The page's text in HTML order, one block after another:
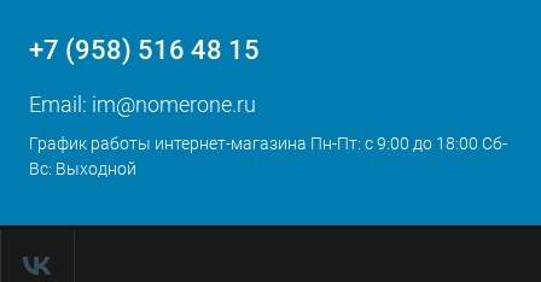
+7 (958) 516 48 15
Email: im@nomerone.ru
График работы интернет-магазина Пн-Пт: с 9:00 до 18:00 Сб-
Вс: Выходной